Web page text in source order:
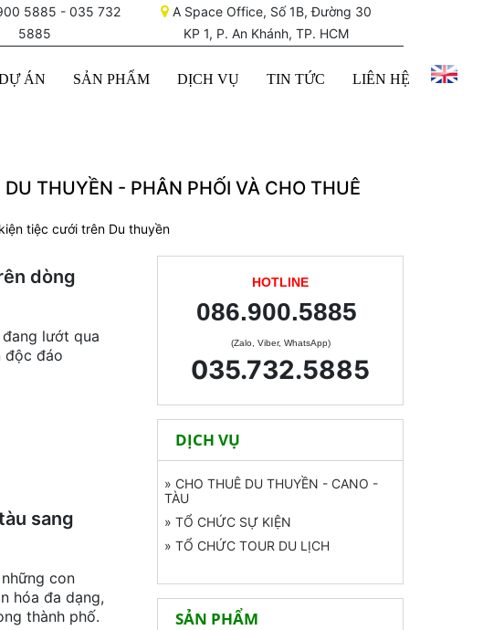
5885 - 035 732
5885
A Space Office, Số 1B, Đường 30
KP 1, P. An Khánh, TP. HCM
ÁN SẢN PHẨM DỊCH VỤ TIN TỨC LIÊN HỆ
THUYỀN - PHÂN PHỐI VÀ CHO THUÊ
tiệc cưới trên Du thuyền
dòng
lướt qua
độc đáo
sang
con
hóa đa dạng,
thành phố.
HOTLINE
086.900.5885
(Zalo, Viber, WhatsApp)
035.732.5885
DỊCH VỤ
» CHO THUÊ DU THUYỀN - CANO -
TÀU
» TỔ CHỨC SỰ KIỆN
» TỔ CHỨC TOUR DU LỊCH
SẢN PHẨM